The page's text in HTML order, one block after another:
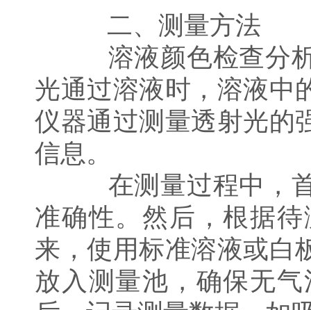
二、测量方法
溶液颜色检查分析
光通过溶液时，溶液中
仪器通过测量透射光的
信息。
在测量过程中，首
准确性。然后，根据
来，使用标准溶液或白
放入测量池，确保无